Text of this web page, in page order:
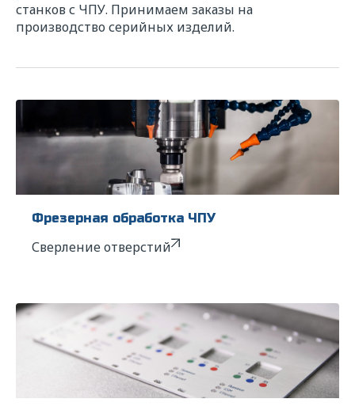
станков с ЧПУ. Принимаем заказы на
производство серийных изделий.
Фрезерная обработка ЧПУ
Сверление отверстий